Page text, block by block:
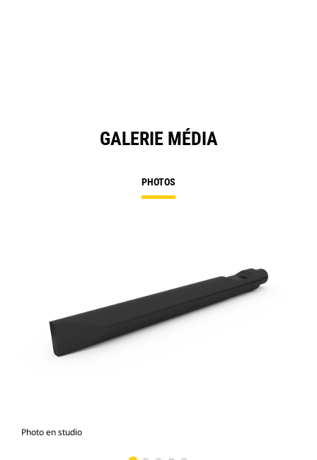
GALERIE MÉDIA
PHOTOS
Photo en studio